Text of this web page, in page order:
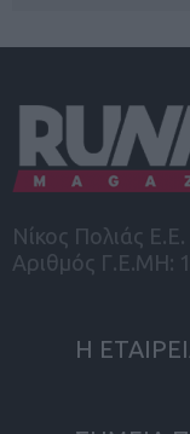
Νίκος Πολιάς Ε.Ε.
Αριθμός Γ.Ε.ΜΗ:
Η